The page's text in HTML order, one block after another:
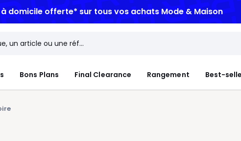
domicile offerte* sur tous vos achats Mode & Maison
Bons Plans Final Clearance Rangement Best-